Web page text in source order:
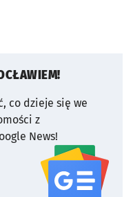
co dzieje się we
z
News!
serwisu